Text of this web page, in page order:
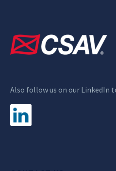
Also follow us on our LinkedIn